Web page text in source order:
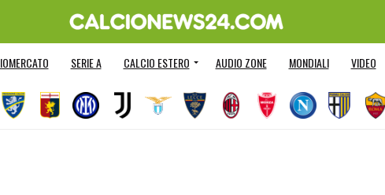
SERIE A CALCIO ESTERO AUDIO ZONE MONDIALI VIDEO